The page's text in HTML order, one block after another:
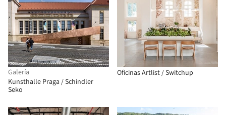
Galería
Kunsthalle Praga / Schindler
Seko
Oficinas Artlist / Switchup